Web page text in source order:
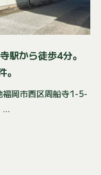
駅から徒歩4分。
岡市西区周船寺1-5-
...